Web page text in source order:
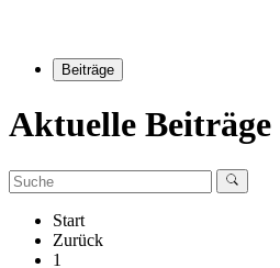
Beiträge
Aktuelle Beiträge
Start
Zurück
1